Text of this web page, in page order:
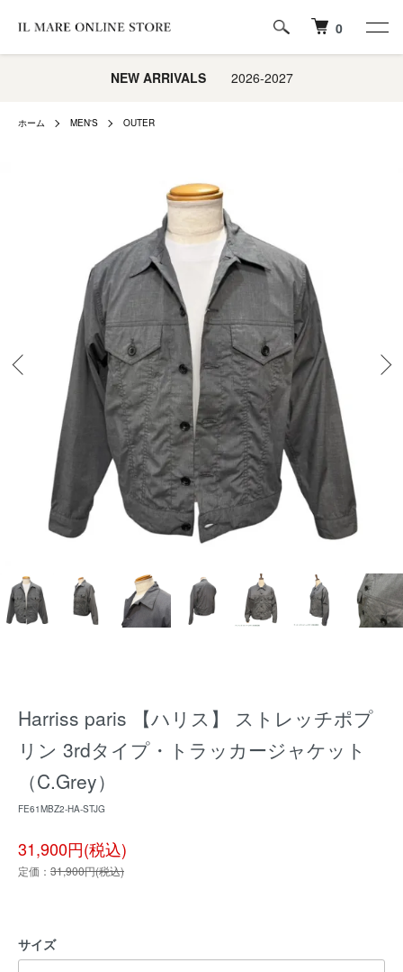
0
NEW ARRIVALS2026-2027
ホーム MEN'S OUTER
Harriss paris 【ハリス】 ストレッチポプ
リン 3rdタイプ・トラッカージャケット
（C.Grey）
FE61MBZ2-HA-STJG
31,900円(税込)
定価： 31,900円(税込)
サイズ